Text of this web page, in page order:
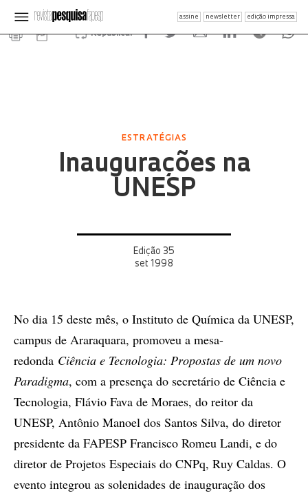
assine newsletter edição impressa
Republicar
ESTRATÉGIAS
Inaugurações na
UNESP
Edição 35
set 1998
No dia 15 deste mês, o Instituto de Química da UNESP,
campus de Araraquara, promoveu a mesa-
redonda Ciência e Tecnologia: Propostas de um novo
Paradigma, com a presença do secretário de Ciência e
Tecnologia, Flávio Fava de Moraes, do reitor da
UNESP, Antônio Manoel dos Santos Silva, do diretor
presidente da FAPESP Francisco Romeu Landi, e do
diretor de Projetos Especiais do CNPq, Ruy Caldas. O
evento integrou as solenidades de inauguração dos